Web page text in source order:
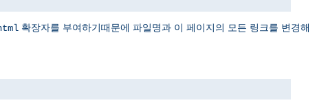
확장자를 부여하기때문에 파일명과 이 페이지의 모든 링크를 변경해